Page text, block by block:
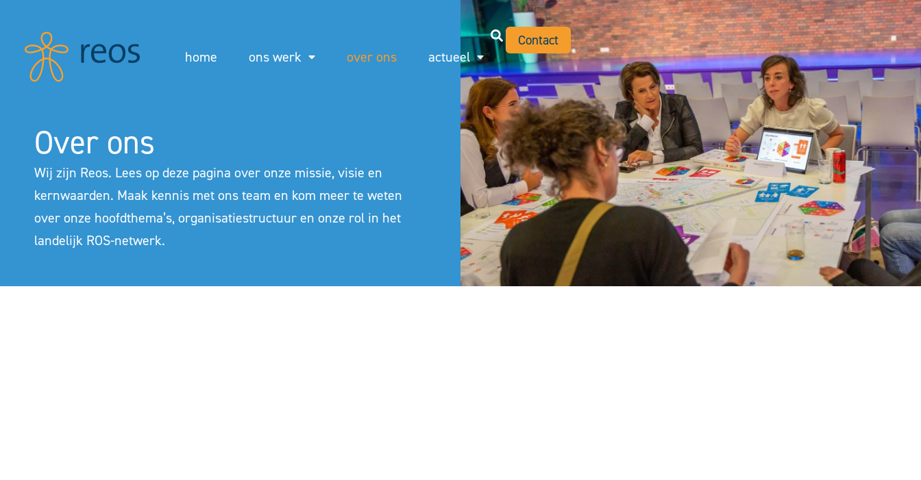
home ons werk over ons actueel
Contact
Over ons
Wij zijn Reos. Lees op deze pagina over onze missie, visie en
kernwaarden. Maak kennis met ons team en kom meer te weten
over onze hoofdthema’s, organisatiestructuur en onze rol in het
landelijk ROS-netwerk.